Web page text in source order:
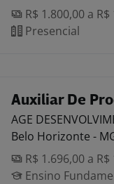
R$ 1.800,00 a
Presencial
Auxiliar De
AGE
Belo Horizonte -
R$ 1.696,00 a
Ensino